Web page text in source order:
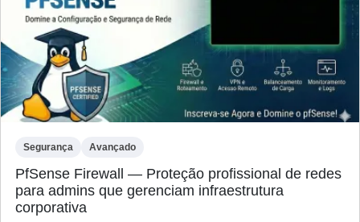
Segurança Avançado
PfSense Firewall — Proteção profissional de redes
para admins que gerenciam infraestrutura
corporativa